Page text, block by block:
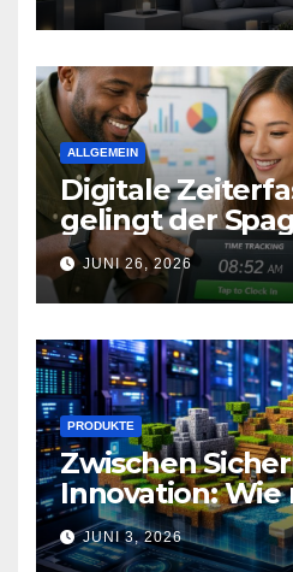
ALLGEMEIN
Digitale
gelingt der
Arbeitsalltag
JUNI 26, 2026
PRODUKTE
Zwischen
Innovation: Wie
Technik
Communities
JUNI 3, 2026